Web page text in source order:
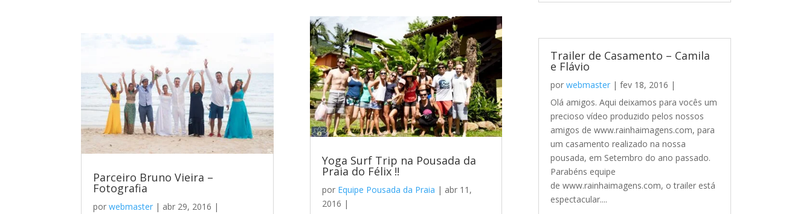
Parceiro Bruno Vieira –
Fotografia
porwebmaster | abr 29, 2016 |
Yoga Surf Trip na Pousada da
Praia do Félix !!
por Equipe Pousada da Praia | abr 11,
2016 |
Trailer de Casamento – Camila
e Flávio
por webmaster| fev 18, 2016 |
Olá amigos. Aqui deixamos para vocês um
precioso vídeo produzido pelos nossos
amigos de www.rainhaimagens.com, para
um casamento realizado na nossa
pousada, em Setembro do ano passado.
Parabéns equipe
de www.rainhaimagens.com, o trailer está
espectacular....